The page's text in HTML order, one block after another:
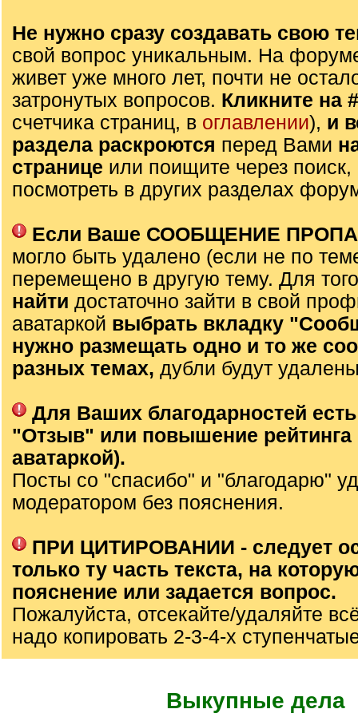
Не нужно сразу создавать свою
свой вопрос уникальным. На
живет уже много лет, почти не
затронутых вопросов. Кликните на
счетчика страниц, в оглавлении), и
раздела раскроются перед Вами
странице или поищите через
посмотреть в других разделах
Если Ваше СООБЩЕНИЕ
могло быть удалено (если не по
перемещено в другую тему. Для
найти достаточно зайти в свой
аватаркой выбрать вкладку
нужно размещать одно и то же
разных темах, дубли будут
Для Ваших благодарностей
"Отзыв" или повышение рейтинга
аватаркой).
Посты со "спасибо" и "благодарю"
модератором без пояснения.
ПРИ ЦИТИРОВАНИИ - следует
только ту часть текста, на
пояснение или задается вопрос.
Пожалуйста, отсекайте/удаляйте
надо копировать 2-3-4-х
Выкупные дела